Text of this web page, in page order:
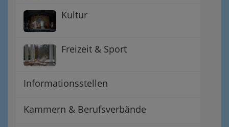
Kultur
Freizeit & Sport
Informationsstellen
Kammern & Berufsverbände